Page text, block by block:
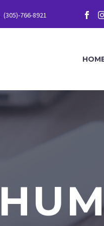
(305)-766-8921